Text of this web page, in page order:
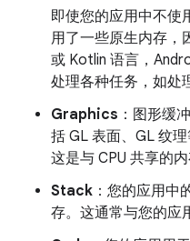
即使您的应用中不使
用了一些原生内存，
或 Kotlin 语言，
处理各种任务，如处
Graphics ：图形缓
括 GL 表面、GL 纹
这是与 CPU 共享的
Stack ：您的应用中
存。这通常与您的应